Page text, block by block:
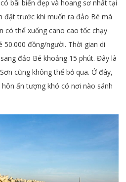
bãi biển đẹp và hoang sơ nhất tại
đặt trước khi muốn ra đảo Bé mà
có thể xuống cano cao tốc chạy
đồng/người. Thời gian di
đảo Bé khoảng 15 phút. Đây là
cũng không thể bỏ qua. Ở đây,
ấn tượng khó có nơi nào sánh